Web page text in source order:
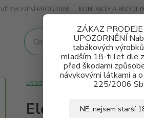
ZÁKAZ
UPOZORNĚNÍ
tabákových
mladším 18-ti let dle
před škodami
návykovými látkami a
225/2006
NE, nejsem starší
VĚRNOSTNÍ PROGRAM KONTAKTY A
Úvod Elektronické cigarety
Elektronická